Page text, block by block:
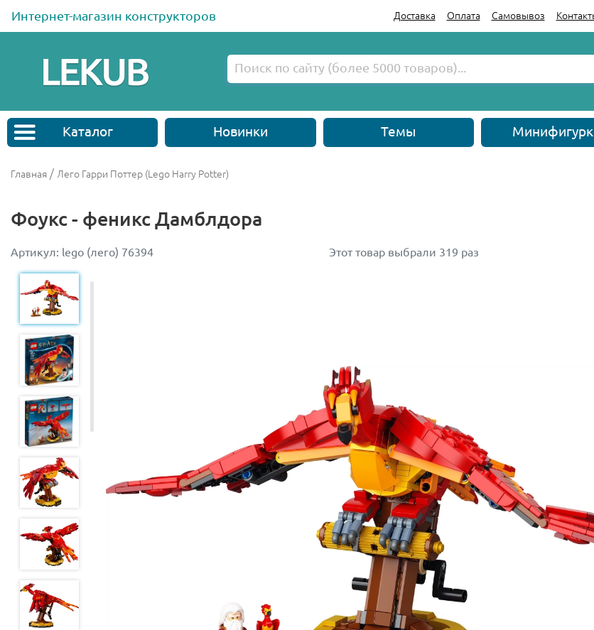
Интернет-магазин конструкторов Доставка Оплата Самовывоз
Каталог Новинки Темы
Главная / Лего Гарри Поттер (Lego Harry Potter)
Фоукс - феникс Дамблдора
Артикул: lego (лего) 76394 Этот товар выбрали 319 раз